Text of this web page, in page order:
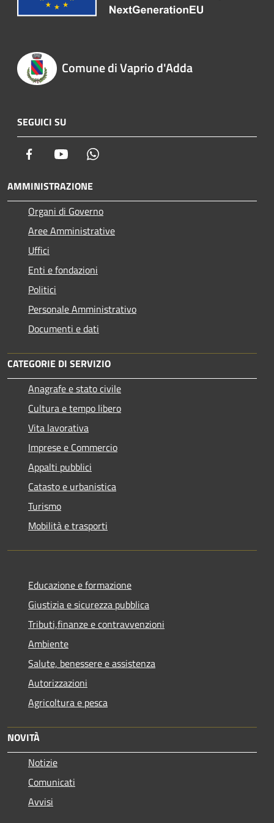
Comune di Vaprio d'Adda
SEGUICI SU
Facebook Youtube
AMMINISTRAZIONE
Organi di Governo
Aree Amministrative
Uffici
Enti e fondazioni
Politici
Personale Amministrativo
Documenti e dati
CATEGORIE DI SERVIZIO
Anagrafe e stato civile
Cultura e tempo libero
Vita lavorativa
Imprese e Commercio
Appalti pubblici
Catasto e urbanistica
Turismo
Mobilità e trasporti
Educazione e formazione
Giustizia e sicurezza pubblica
Tributi,finanze e contravvenzioni
Ambiente
Salute, benessere e assistenza
Autorizzazioni
Agricoltura e pesca
NOVITÀ
Notizie
Comunicati
Avvisi